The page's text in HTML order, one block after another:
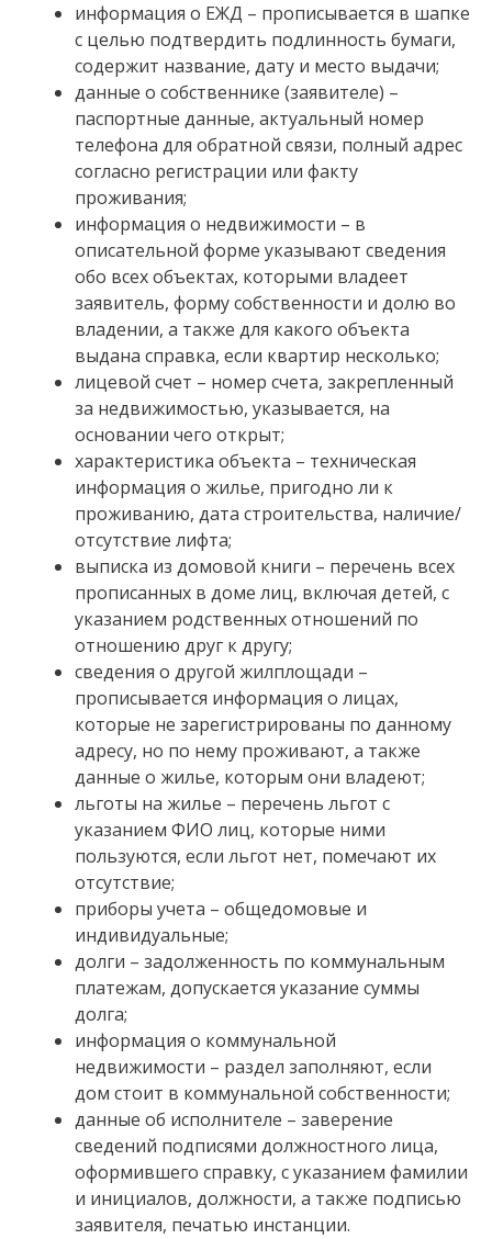
информация о ЕЖД – прописывается в шапке
с целью подтвердить подлинность бумаги,
содержит название, дату и место выдачи;
данные о собственнике (заявителе) –
паспортные данные, актуальный номер
телефона для обратной связи, полный адрес
согласно регистрации или факту
проживания;
информация о недвижимости – в
описательной форме указывают сведения
обо всех объектах, которыми владеет
заявитель, форму собственности и долю во
владении, а также для какого объекта
выдана справка, если квартир несколько;
лицевой счет – номер счета, закрепленный
за недвижимостью, указывается, на
основании чего открыт;
характеристика объекта – техническая
информация о жилье, пригодно ли к
проживанию, дата строительства, наличие/
отсутствие лифта;
выписка из домовой книги – перечень всех
прописанных в доме лиц, включая детей, с
указанием родственных отношений по
отношению друг к другу;
сведения о другой жилплощади –
прописывается информация о лицах,
которые не зарегистрированы по данному
адресу, но по нему проживают, а также
данные о жилье, которым они владеют;
льготы на жилье – перечень льгот с
указанием ФИО лиц, которые ними
пользуются, если льгот нет, помечают их
отсутствие;
приборы учета – общедомовые и
индивидуальные;
долги – задолженность по коммунальным
платежам, допускается указание суммы
долга;
информация о коммунальной
недвижимости – раздел заполняют, если
дом стоит в коммунальной собственности;
данные об исполнителе – заверение
сведений подписями должностного лица,
оформившего справку, с указанием фамилии
и инициалов, должности, а также подписью
заявителя, печатью инстанции.